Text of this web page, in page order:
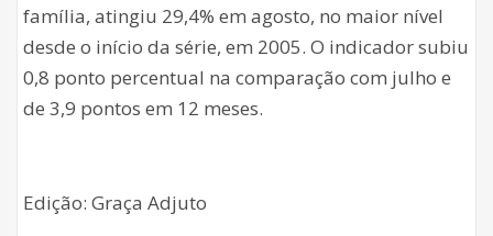
família, atingiu 29,4% em agosto, no maior nível
desde o início da série, em 2005. O indicador subiu
0,8 ponto percentual na comparação com julho e
de 3,9 pontos em 12 meses.
Edição: Graça Adjuto